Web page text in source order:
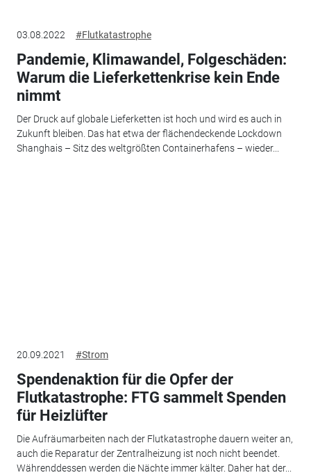
03.08.2022 #Flutkatastrophe
Pandemie, Klimawandel, Folgeschäden:
Warum die Lieferkettenkrise kein Ende
nimmt
Der Druck auf globale Lieferketten ist hoch und wird es auch in
Zukunft bleiben. Das hat etwa der flächendeckende Lockdown
Shanghais – Sitz des weltgrößten Containerhafens – wieder...
20.09.2021 #Strom
Spendenaktion für die Opfer der
Flutkatastrophe: FTG sammelt Spenden
für Heizlüfter
Die Aufräumarbeiten nach der Flutkatastrophe dauern weiter an,
auch die Reparatur der Zentralheizung ist noch nicht beendet.
Währenddessen werden die Nächte immer kälter. Daher hat der...